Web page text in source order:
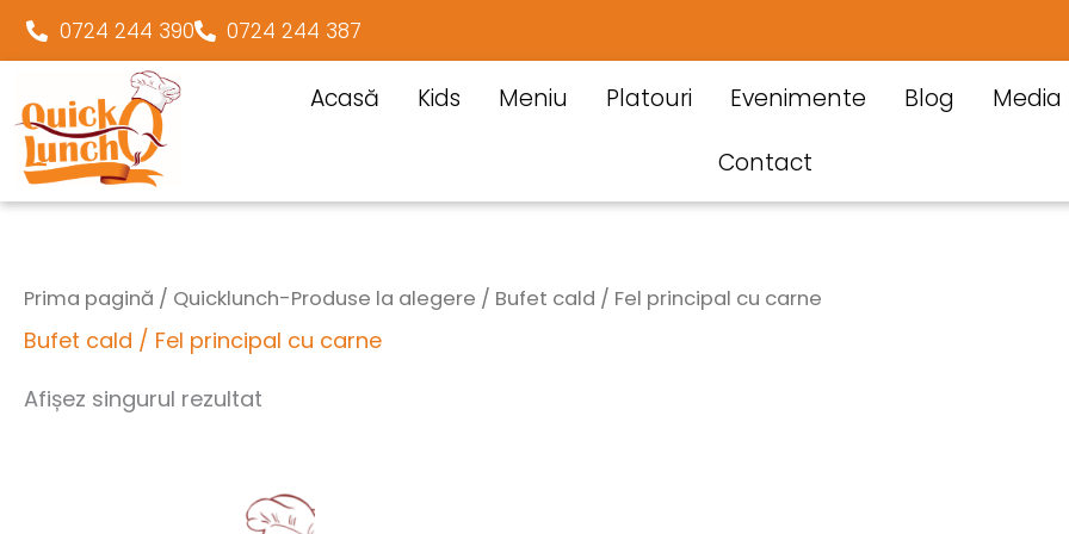
0724 244 390 0724 244 387
Acasă Kids Meniu Platouri Evenimente Blog Media
Contact
Prima pagină / Quicklunch-Produse la alegere / Bufet cald / Fel principal cu carne
Bufet cald / Fel principal cu carne
Afișez singurul rezultat